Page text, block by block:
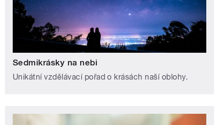
Sedmikrásky na nebi
Unikátní vzdělávací pořad o krásách naší oblohy.